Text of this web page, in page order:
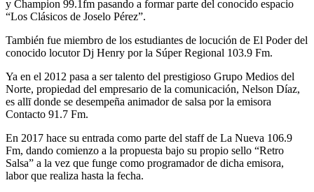
y Champion 99.1fm pasando a formar parte del conocido espacio
“Los Clásicos de Joselo Pérez”.
También fue miembro de los estudiantes de locución de El Poder del
conocido locutor Dj Henry por la Súper Regional 103.9 Fm.
Ya en el 2012 pasa a ser talento del prestigioso Grupo Medios del
Norte, propiedad del empresario de la comunicación, Nelson Díaz,
es allī donde se desempeña animador de salsa por la emisora
Contacto 91.7 Fm.
En 2017 hace su entrada como parte del staff de La Nueva 106.9
Fm, dando comienzo a la propuesta bajo su propio sello “Retro
Salsa” a la vez que funge como programador de dicha emisora,
labor que realiza hasta la fecha.